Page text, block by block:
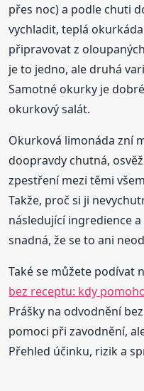
přes noc) a podle chuti
vychladit, teplá
připravovat z
je to jedno, ale druhá
Samotné okurky je
okurkový salát.
Okurková limonáda zní
doopravdy chutná,
zpestření mezi těmi
Takže, proč si ji
následující ingredience
snadná, že se to ani
Také se můžete podívat
bez receptu: kdy
Prášky na odvodnění
pomoci při zavodnění,
Přehled účinku, rizik a